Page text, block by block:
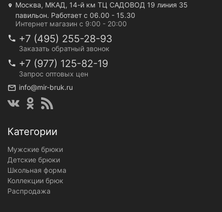
Москва, МКАД, 14-й км ТЦ САДОВОД 19 линия 35
павильон. Работает с 06.00 - 15.30
Интернет магазин с 9:00 - 20:00
+7 (495) 255-28-93
Заказать обратный звонок
+7 (977) 125-82-19
Запрос оптовых цен
info@mir-bruk.ru
Категории
Мужские брюки
Детские брюки
Школьная форма
Коллекции брюк
Распродажа